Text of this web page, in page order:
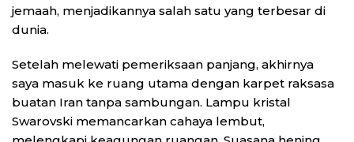
jemaah, menjadikannya salah satu yang terbesar di
dunia.
Setelah melewati pemeriksaan panjang, akhirnya
saya masuk ke ruang utama dengan karpet raksasa
buatan Iran tanpa sambungan. Lampu kristal
Swarovski memancarkan cahaya lembut,